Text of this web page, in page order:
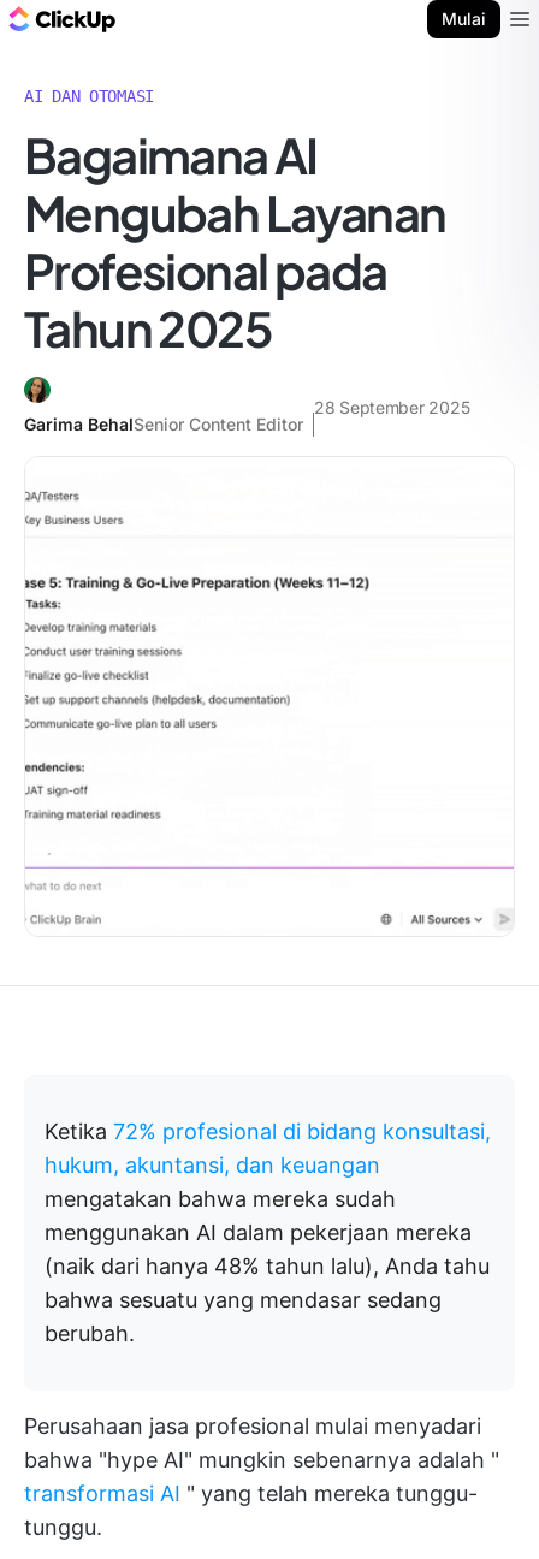
Mulai
AI DAN OTOMASI
Bagaimana AI
Mengubah Layanan
Profesional pada
Tahun 2025
Garima BehalSenior Content Editor
28 September 2025
Ketika 72% profesional di bidang konsultasi,
hukum, akuntansi, dan keuangan
mengatakan bahwa mereka sudah
menggunakan AI dalam pekerjaan mereka
(naik dari hanya 48% tahun lalu), Anda tahu
bahwa sesuatu yang mendasar sedang
berubah.
Perusahaan jasa profesional mulai menyadari
bahwa "hype AI" mungkin sebenarnya adalah "
transformasi AI " yang telah mereka tunggu-
tunggu.